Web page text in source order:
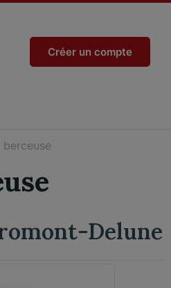
Créer un compte
berceuse
Delune